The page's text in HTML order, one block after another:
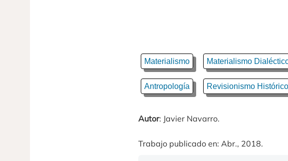
Materialismo Materialismo
Antropología Revisionismo Histórico
Autor: Javier Navarro.
Trabajo publicado en: Abr., 2018.